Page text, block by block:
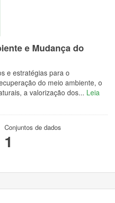
e Mudança do
e estratégias para o
do meio ambiente, o
a valorização dos... Leia
Conjuntos de dados
1